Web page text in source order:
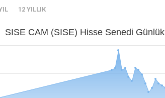
12 YILLIK
SISE CAM (SISE) Hisse Senedi Günlük